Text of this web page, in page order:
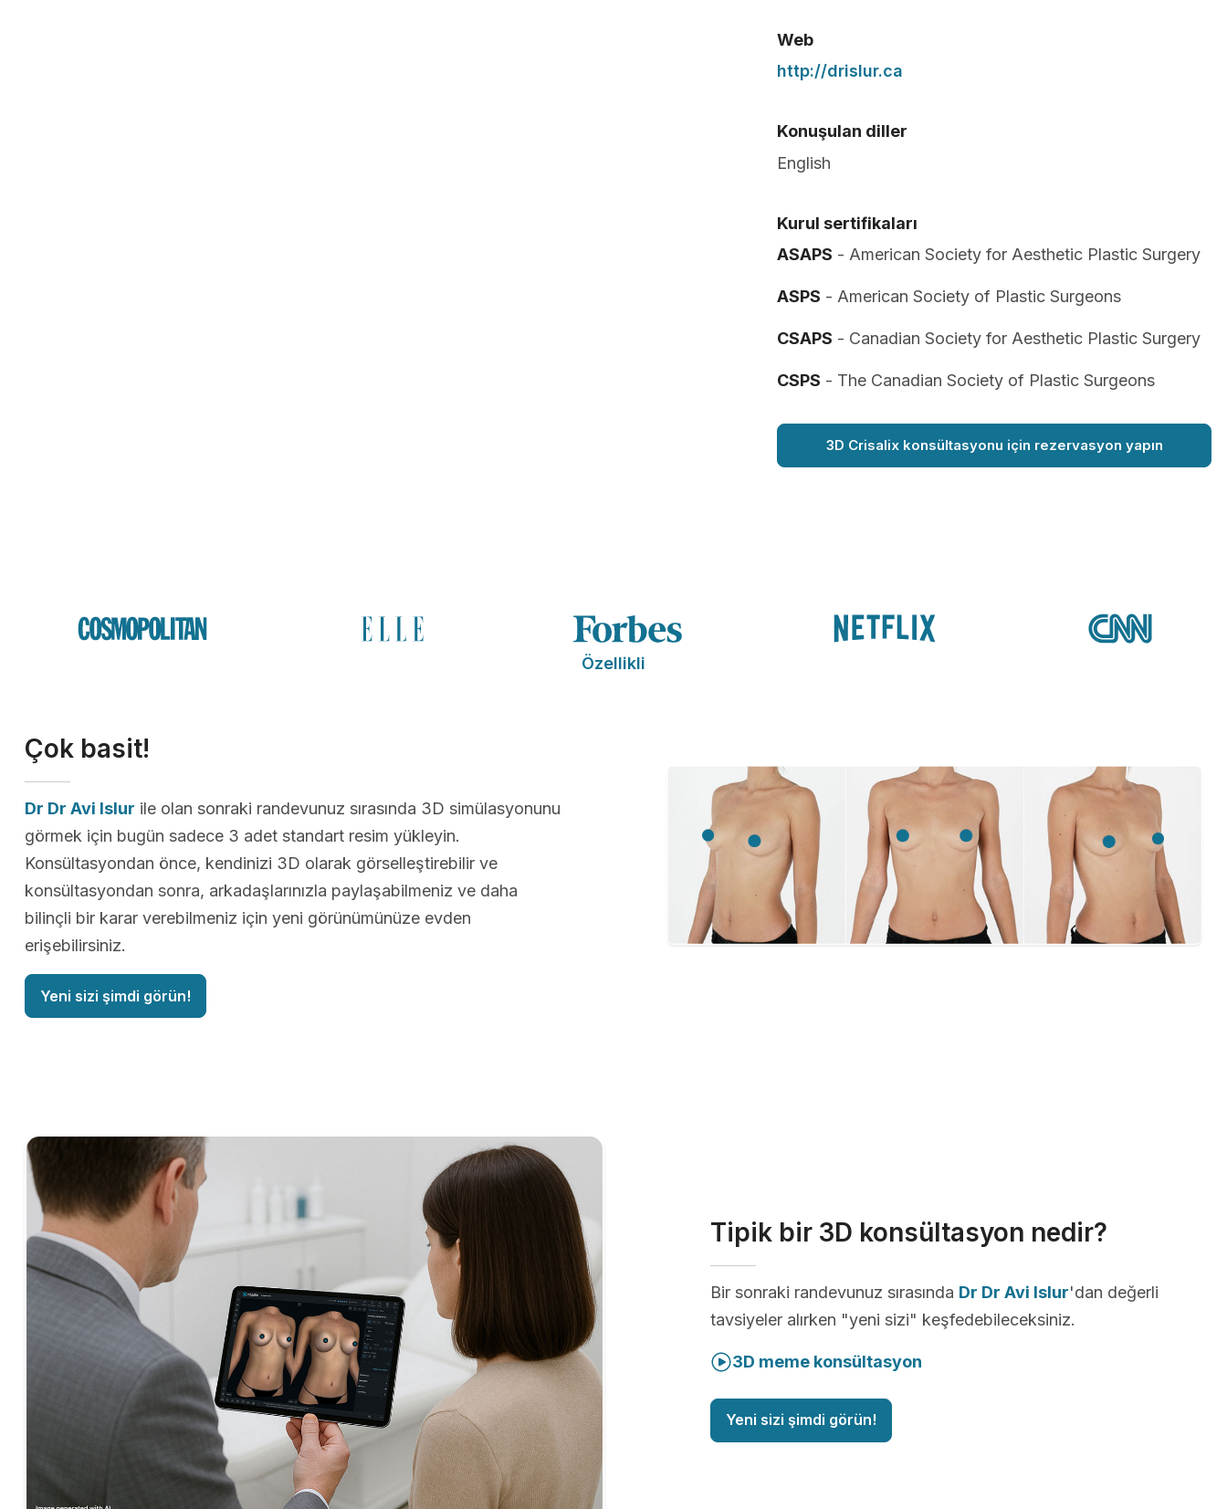
Web
http://drislur.ca
Konuşulan diller
English
Kurul sertifikaları
ASAPS - American Society for Aesthetic Plastic Surgery
ASPS - American Society of Plastic Surgeons
CSAPS - Canadian Society for Aesthetic Plastic Surgery
CSPS - The Canadian Society of Plastic Surgeons
3D Crisalix konsültasyonu için rezervasyon yapın
Özellikli
Çok basit!
Dr Dr Avi Islur ile olan sonraki randevunuz sırasında 3D simülasyonunu
görmek için bugün sadece 3 adet standart resim yükleyin.
Konsültasyondan önce, kendinizi 3D olarak görselleştirebilir ve
konsültasyondan sonra, arkadaşlarınızla paylaşabilmeniz ve daha
bilinçli bir karar verebilmeniz için yeni görünümünüze evden
erişebilirsiniz.
Yeni sizi şimdi görün!
Tipik bir 3D konsültasyon nedir?
Bir sonraki randevunuz sırasında Dr Dr Avi Islur'dan değerli
tavsiyeler alırken "yeni sizi" keşfedebileceksiniz.
3D meme konsültasyon
Yeni sizi şimdi görün!